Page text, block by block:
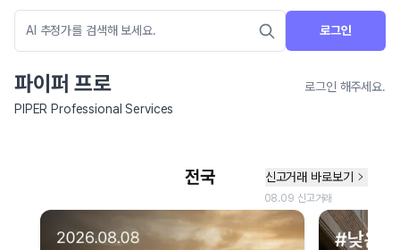
로그인
파이퍼 프로
로그인 해주세요.
PIPER Professional Services